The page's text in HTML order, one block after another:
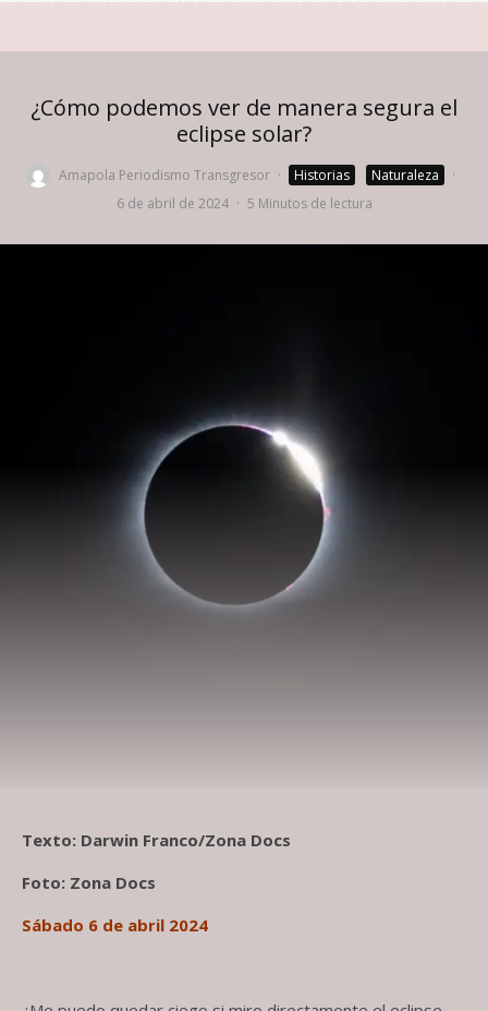
¿Cómo podemos ver de manera segura el
eclipse solar?
Amapola Periodismo Transgresor · Historias Naturaleza
·
6 de abril de 2024 · 5 Minutos de lectura
Texto: Darwin Franco/Zona Docs
Foto: Zona Docs
Sábado 6 de abril 2024